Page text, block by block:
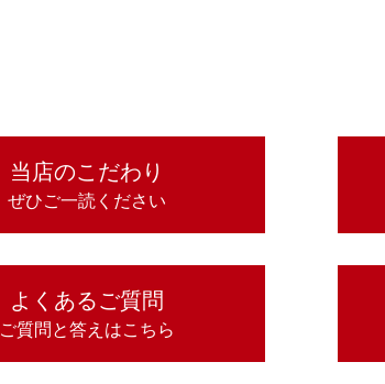
当店のこだわり
ぜひご一読ください
よくあるご質問
ご質問と答えはこちら